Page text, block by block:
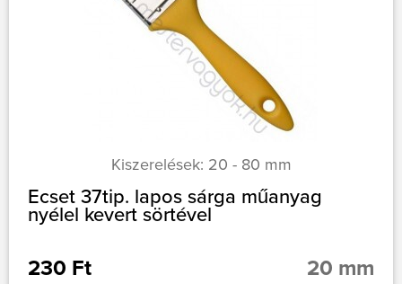
Kiszerelések: 20 - 80 mm
Ecset 37tip. lapos sárga műanyag
nyélel kevert sörtével
230 Ft 20 mm